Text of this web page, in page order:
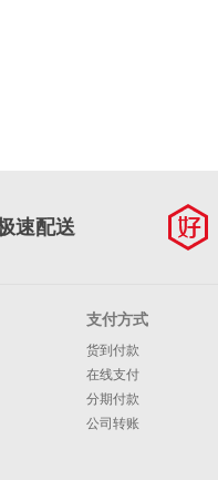
速配送
支付方式
货到付款
在线支付
分期付款
公司转账